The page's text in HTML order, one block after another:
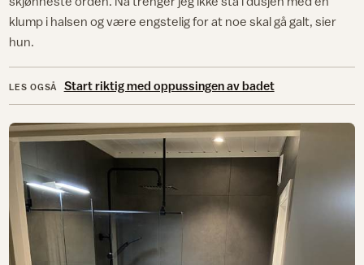
klump i halsen og være engstelig for at noe skal gå galt, sier
hun.
LES OGSÅ Start riktig med oppussingen av badet